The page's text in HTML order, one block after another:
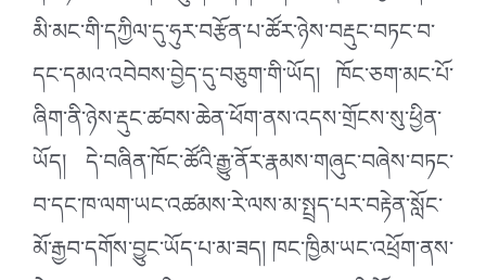
མི་མང་གི་དཀྱིལ་དུ་ཧུར་བརྩོན་པ་ཚོར་ཉེས་བརྡུང་བཏང་བ་
དང་དམའ་འབེབས་བྱེད་དུ་བཅུག་གི་ཡོད། ཁོང་ཅག་མང་པོ་
ཞིག་ནི་ཉེས་རྡུང་ཚབས་ཆེན་ཕོག་ནས་འདས་གྲོངས་སུ་ཕྱིན་
ཡོད། དེ་བཞིན་ཁོང་ཚོའི་རྒྱུ་ནོར་རྣམས་གཞུང་བཞེས་བཏང་
བ་དང་ཁ་ལག་ཡང་འཚམས་རེ་ལས་མ་སྤྲད་པར་བརྟེན་སློང་
མོ་རྒྱབ་དགོས་བྱུང་ཡོད་པ་མ་ཟད། ཁང་ཁྱིམ་ཡང་འཕྲོག་ནས་